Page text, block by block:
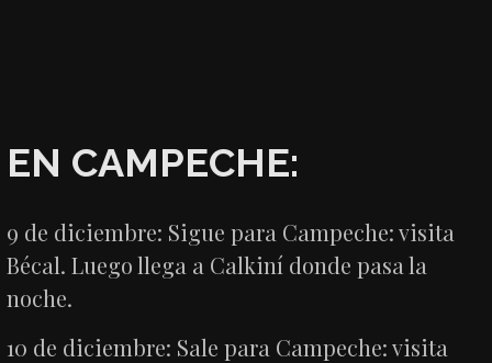
EN CAMPECHE:
9 de diciembre: Sigue para Campeche: visita
Bécal. Luego llega a Calkiní donde pasa la
noche.
10 de diciembre: Sale para Campeche: visita